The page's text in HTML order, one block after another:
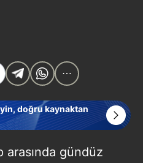
doğru kaynaktan
gündüz